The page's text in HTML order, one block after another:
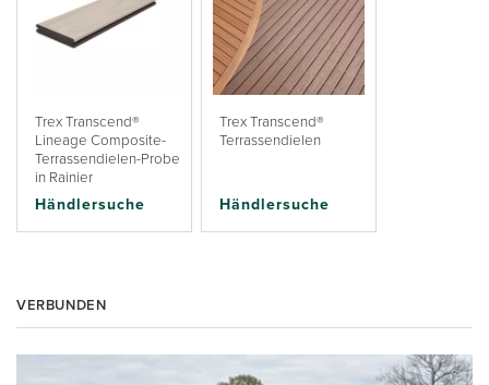
Trex Transcend®
Lineage Composite-
Terrassendielen-Probe
in Rainier
Händlersuche
Trex Transcend®
Terrassendielen
Händlersuche
VERBUNDEN